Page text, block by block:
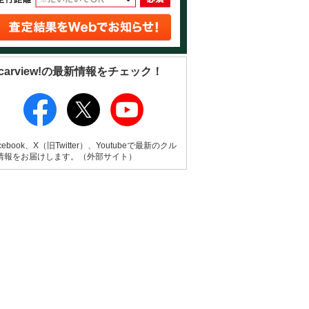
の最新情報をチェック！
、X（旧Twitter）、Youtubeで最新のクル
報をお届けします。（外部サイト）